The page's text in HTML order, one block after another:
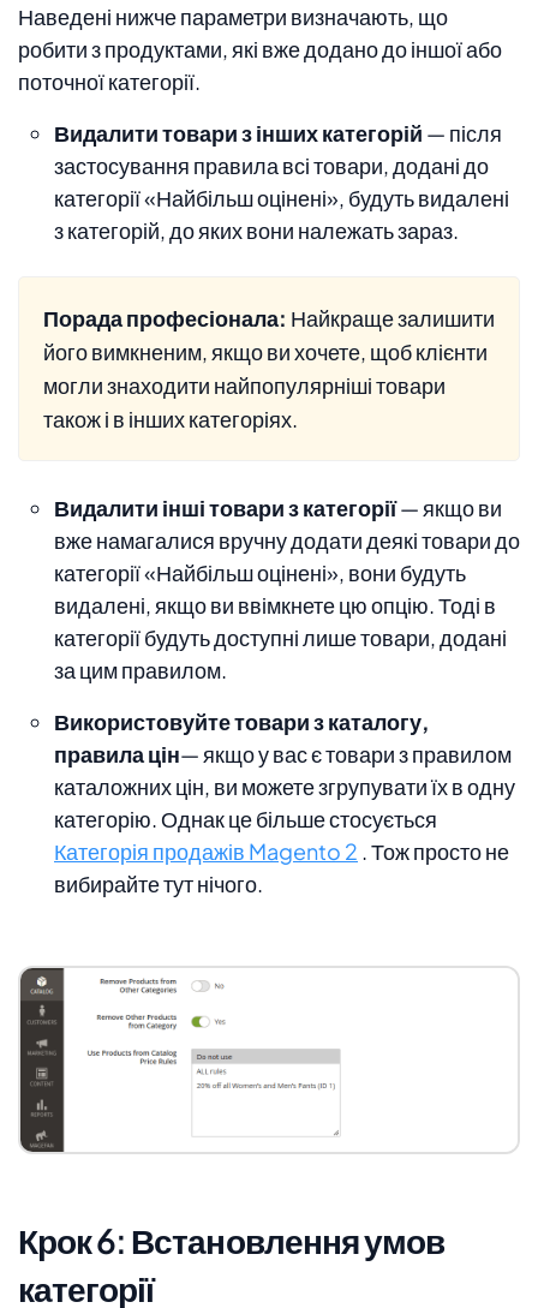
Наведені нижче параметри визначають, що
робити з продуктами, які вже додано до іншої або
поточної категорії.
Видалити товари з інших категорій — після
застосування правила всі товари, додані до
категорії «Найбільш оцінені», будуть видалені
з категорій, до яких вони належать зараз.
Порада професіонала: Найкраще залишити
його вимкненим, якщо ви хочете, щоб клієнти
могли знаходити найпопулярніші товари
також і в інших категоріях.
Видалити інші товари з категорії— якщо ви
вже намагалися вручну додати деякі товари до
категорії «Найбільш оцінені», вони будуть
видалені, якщо ви ввімкнете цю опцію. Тоді в
категорії будуть доступні лише товари, додані
за цим правилом.
Використовуйте товари з каталогу,
правила цін— якщо у вас є товари з правилом
каталожних цін, ви можете згрупувати їх в одну
категорію. Однак це більше стосується
Категорія продажів Magento 2 . Тож просто не
вибирайте тут нічого.
Крок 6: Встановлення умов
категорії